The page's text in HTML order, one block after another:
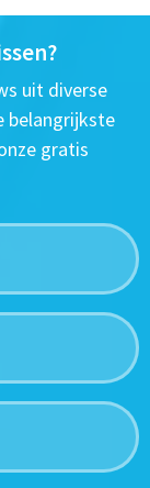
uit diverse
belangrijkste
gratis